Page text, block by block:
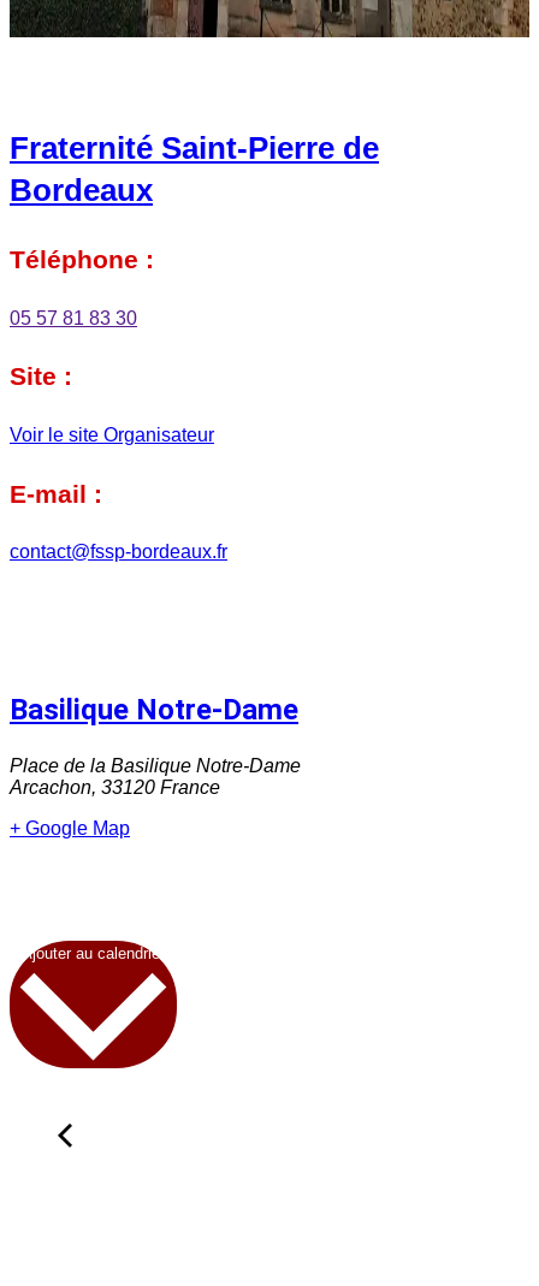
Fraternité Saint-Pierre de
Bordeaux
Téléphone :
05 57 81 83 30
Site :
Voir le site Organisateur
E-mail :
contact@fssp-bordeaux.fr
Basilique Notre-Dame
Place de la Basilique Notre-Dame
Arcachon, 33120 France
+ Google Map